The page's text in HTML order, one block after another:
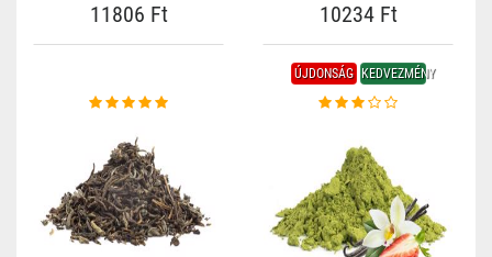
11806 Ft 10234 Ft
ÚJDONSÁG KEDVEZMÉNY